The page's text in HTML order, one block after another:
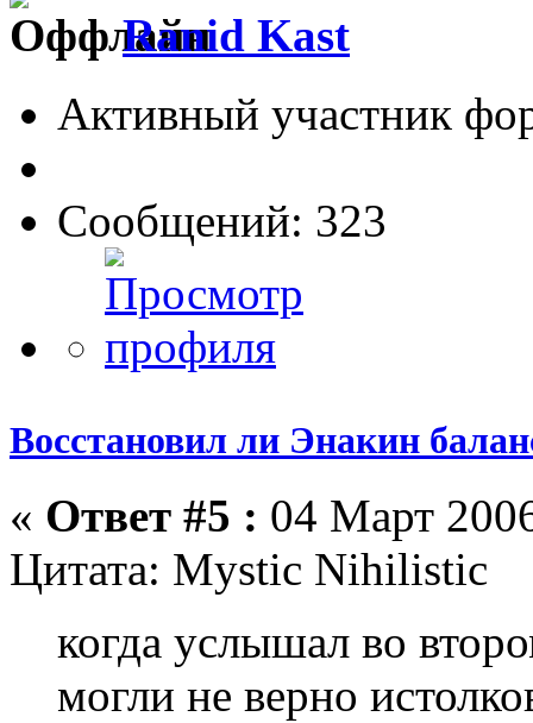
Ranid Kast
Активный участник
Сообщений: 323
Восстановил ли Энакин
« Ответ #5 : 04 Март
Цитата: Mystic Nihilistic
когда услышал во
могли не верно